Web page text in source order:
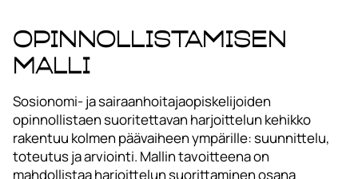
Opinnollistamisen
malli
Sosionomi- ja sairaanhoitajaopiskelijoiden
opinnollistaen suoritettavan harjoittelun kehikko
rakentuu kolmen päävaiheen ympärille: suunnittelu,
toteutus ja arviointi. Mallin tavoitteena on
mahdollistaa harjoittelun suorittaminen osana